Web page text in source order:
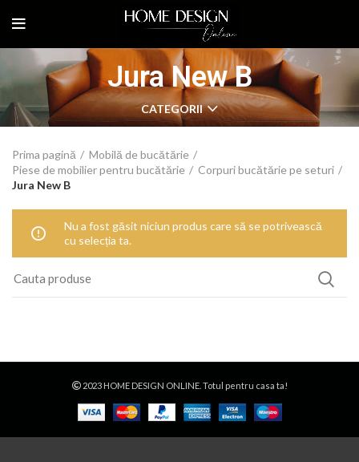
Jura New B
CATEGORII
Prima pagină
Mobilă de bucătărie
Piese de mobilier pentru bucătărie
Corpuri bucătărie pe seturi
Jura New B
Nu a fost găsit niciun produs care să se potrivească
cu selecția ta.
2023 HOME DESIGN ONLINE. Totul pentru casa ta!